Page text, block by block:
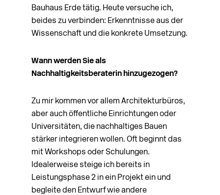
Bauhaus Erde tätig. Heute versuche ich,
beides zu verbinden: Erkenntnisse aus der
Wissenschaft und die konkrete Umsetzung.
Wann werden Sie als
Nachhaltigkeitsberaterin hinzugezogen?
Zu mir kommen vor allem Architekturbüros,
aber auch öffentliche Einrichtungen oder
Universitäten, die nachhaltiges Bauen
stärker integrieren wollen. Oft beginnt das
mit Workshops oder Schulungen.
Idealerweise steige ich bereits in
Leistungsphase 2 in ein Projekt ein und
begleite den Entwurf wie andere